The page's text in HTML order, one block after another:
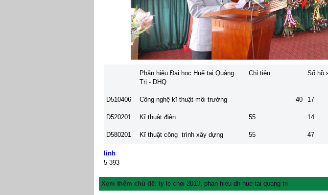
Phân hiệu Đại học Huế tại Quảng
Trị - DHQ
Chỉ tiêu Số hồ
D510406 Công nghệ kĩ thuật môi trường 40 17
D520201 Kĩ thuật điện 55 14
D580201 Kĩ thuật công trình xây dựng 55 47
linh
5 393
Xem thêm chủ đề: ty le choi 2013, phan hieu dh hue tai quang tri